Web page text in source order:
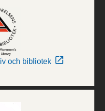
och bibliotek